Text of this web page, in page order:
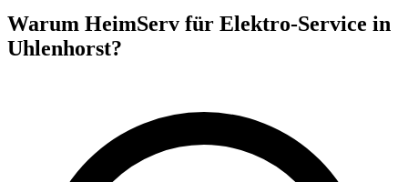
Warum HeimServ für Elektro-Service in
Uhlenhorst?